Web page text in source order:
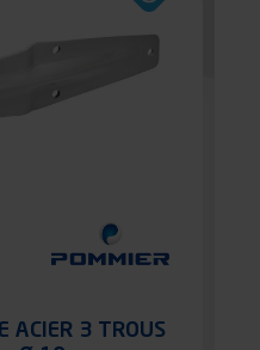
ACIER 3 TROUS